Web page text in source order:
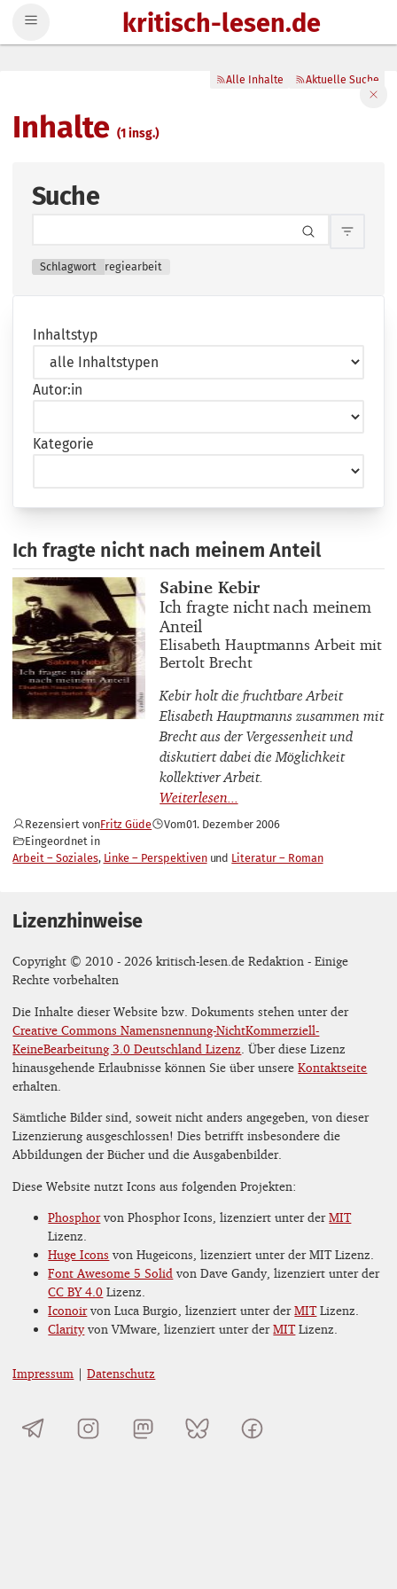
kritisch-lesen.de
Inhalte(1 insg.)
Alle Inhalte Aktuelle Suche
Suche
Schlagwort regiearbeit
Inhaltstyp
Autor:in
Kategorie
Ich fragte nicht nach meinem Anteil
Buchautor_innen
Sabine Kebir
Buchtitel
Ich fragte nicht nach meinem
Anteil
Buchuntertitel
Elisabeth Hauptmanns Arbeit mit
Bertolt Brecht
Kebir holt die fruchtbare Arbeit
Elisabeth Hauptmanns zusammen mit
Brecht aus der Vergessenheit und
diskutiert dabei die Möglichkeit
kollektiver Arbeit.
Rezensiert vonFritz Güde Vom01. Dezember 2006
Eingeordnet in
Arbeit – Soziales Linke – Perspektiven Literatur – Roman
Lizenzhinweise
Copyright © 2010 - 2026 kritisch-lesen.de Redaktion - Einige
Rechte vorbehalten
Die Inhalte dieser Website bzw. Dokuments stehen unter der
Creative Commons Namensnennung-NichtKommerziell-
KeineBearbeitung 3.0 Deutschland Lizenz . Über diese Lizenz
hinausgehende Erlaubnisse können Sie über unsereKontaktseite
erhalten.
Sämtliche Bilder sind, soweit nicht anders angegeben, von dieser
Lizenzierung ausgeschlossen! Dies betrifft insbesondere die
Abbildungen der Bücher und die Ausgabenbilder.
Diese Website nutzt Icons aus folgenden Projekten:
Phosphorvon Phosphor Icons, lizenziert unter derMIT
Lizenz.
Huge Icons von Hugeicons, lizenziert unter der MIT Lizenz.
Font Awesome 5 Solid von Dave Gandy, lizenziert unter der
CC BY 4.0 Lizenz.
Iconoirvon Luca Burgio, lizenziert unter derMITLizenz.
Clarityvon VMware, lizenziert unter derMITLizenz.
Impressum |Datenschutz